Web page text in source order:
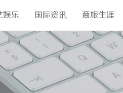
娱乐 国际资讯 商旅生涯